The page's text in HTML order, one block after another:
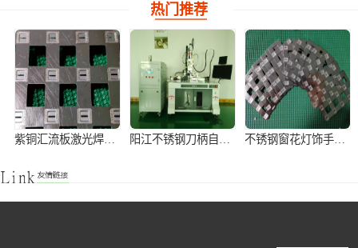
热门推荐
紫铜汇流板激光焊接加工 阳江不锈钢刀柄自动激光焊接机 不锈钢窗花灯饰手持式激光焊接机